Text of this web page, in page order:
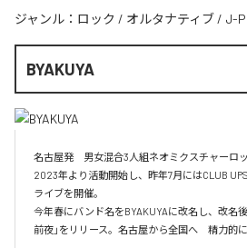
ジャンル： ロック / オルタナティブ / J-
BYAKUYA
名古屋発　男女混合3人組ネオミクスチャーロ
2023年より活動開始し、昨年7月にはCLUB
ライブを開催。
今年春にバンド名をBYAKUYAに改名し、改名
前夜」をリリース。名古屋から全国へ　精力的に